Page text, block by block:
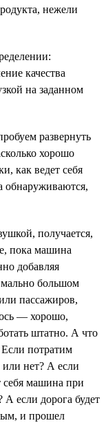
нежели
качества
на заданном
развернуть
хорошо
как ведет себя
обнаруживаются,
получается,
пока машина
добавляя
большом
пассажиров,
— хорошо,
штатно. А что
потратим
нет? А если
себя машина при
А если дорога будет
и прошел